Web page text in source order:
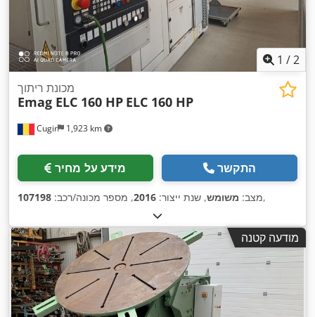
1 /2
Cugir 1,923 km
מכונת ריתוך
Emag ELC 160 HP ELC 160 HP
מידע על מחיר התקשר
מצב: משומש, שנת ייצור: 2016, מספר מכונה/רכב: 107198 ,
מודעה קטנה